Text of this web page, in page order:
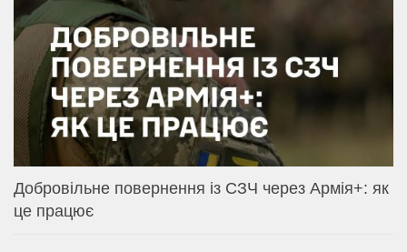
Добровільне повернення із СЗЧ через Армія+: як
це працює